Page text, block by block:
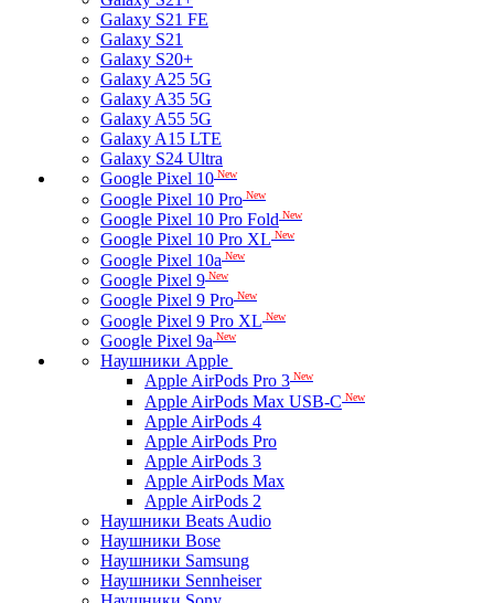
Galaxy S21 FE
Galaxy S21
Galaxy S20+
Galaxy A25 5G
Galaxy A35 5G
Galaxy A55 5G
Galaxy A15 LTE
Galaxy S24 Ultra
Google Pixel 10 New
Google Pixel 10 Pro New
Google Pixel 10 Pro Fold New
Google Pixel 10 Pro XL New
Google Pixel 10a New
Google Pixel 9 New
Google Pixel 9 Pro New
Google Pixel 9 Pro XL New
Google Pixel 9a New
Наушники Apple
Apple AirPods Pro 3 New
Apple AirPods Max USB-C New
Apple AirPods 4
Apple AirPods Pro
Apple AirPods 3
Apple AirPods Max
Apple AirPods 2
Наушники Beats Audio
Наушники Bose
Наушники Samsung
Наушники Sennheiser